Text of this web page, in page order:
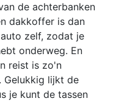
de achterbanken
dakkoffer is dan
zelf, zodat je
onderweg. En
reist is zo'n
Gelukkig lijkt de
je kunt de tassen